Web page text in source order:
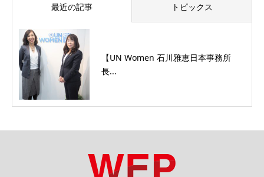
最近の記事 トピックス
【UN Women 石川雅恵日本事務所
長...